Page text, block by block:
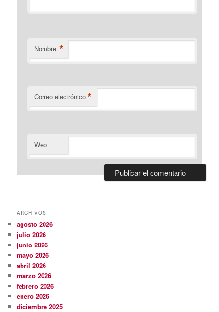
Nombre *
Correo electrónico *
Web
ARCHIVOS
agosto 2026
julio 2026
junio 2026
mayo 2026
abril 2026
marzo 2026
febrero 2026
enero 2026
diciembre 2025